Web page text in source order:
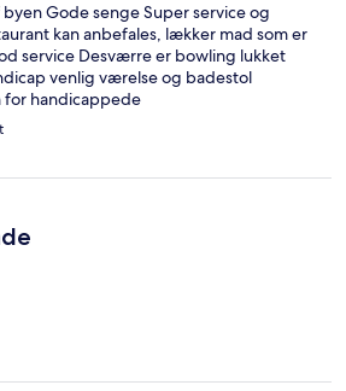
Gode senge Super service og
kan anbefales, lækker mad som er
service Desværre er bowling lukket
venlig værelse og badestol
for handicappede